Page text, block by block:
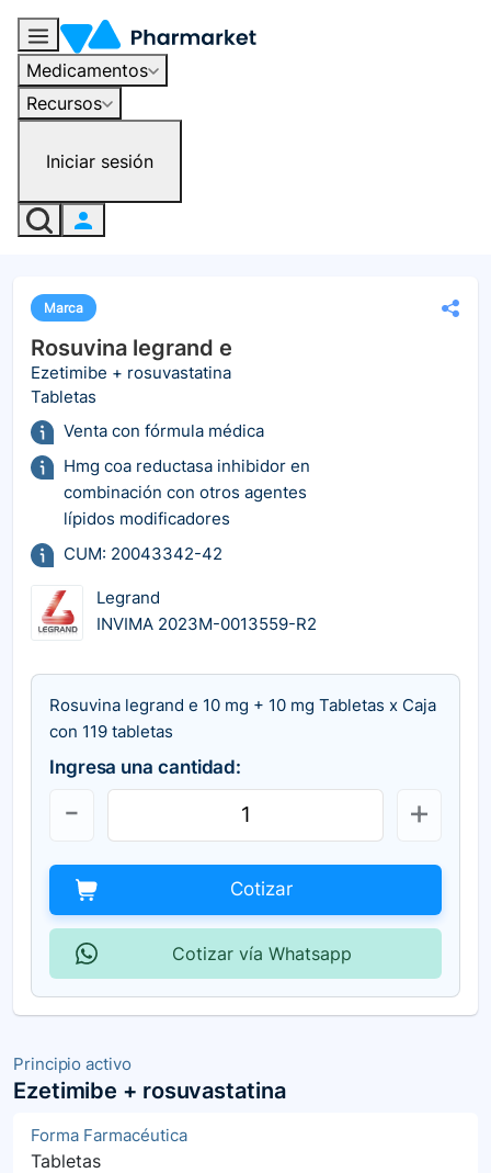
Medicamentos
Recursos
Iniciar sesión
Principio activo
Ezetimibe + rosuvastatina
Forma Farmacéutica
Tabletas
Marca
Rosuvina legrand e
Ezetimibe + rosuvastatina
Tabletas
Venta con fórmula médica
Hmg coa reductasa inhibidor en
combinación con otros agentes
lípidos modificadores
CUM: 20043342-42
Legrand
INVIMA 2023M-0013559-R2
Rosuvina legrand e 10 mg + 10 mg Tabletas x Caja
con 119 tabletas
Ingresa una cantidad:
Cotizar
Cotizar vía Whatsapp